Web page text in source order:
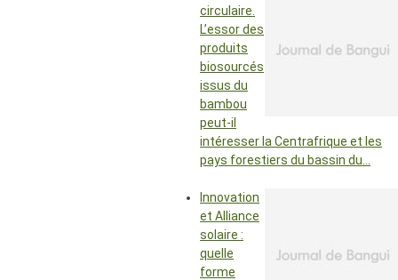
circulaire.
L’essor des
produits
biosourcés
issus du
bambou
peut-il
intéresser la Centrafrique et les
pays forestiers du bassin du…
Innovation
et Alliance
solaire :
quelle
forme